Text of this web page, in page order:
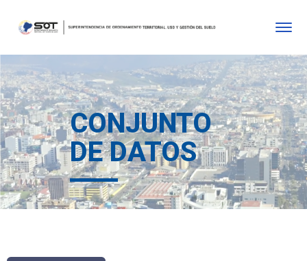
CONJUNTO
DE DATOS